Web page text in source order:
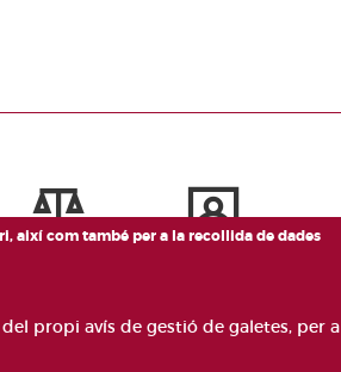
així com també per a la recollida de dades
propi avís de gestió de galetes, per a